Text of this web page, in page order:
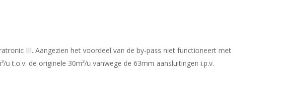
III. Aangezien het voordeel van de by-pass niet functioneert met
t.o.v. de originele 30m³/u vanwege de 63mm aansluitingen i.p.v.